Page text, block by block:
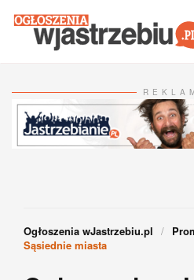
Przejdź do głównej treści
Ogłoszenia wJastrzebiu.pl
Sąsiednie miasta